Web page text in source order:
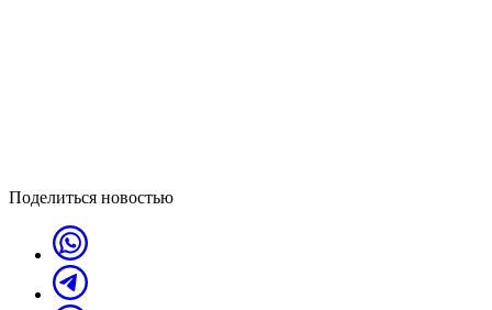
Поделиться новостью